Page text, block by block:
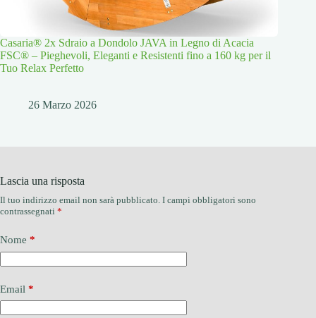
Casaria® 2x Sdraio a Dondolo JAVA in Legno di Acacia
FSC® – Pieghevoli, Eleganti e Resistenti fino a 160 kg per il
Tuo Relax Perfetto
26 Marzo 2026
Lascia una risposta
Il tuo indirizzo email non sarà pubblicato. I campi obbligatori sono
contrassegnati *
Nome *
Email *